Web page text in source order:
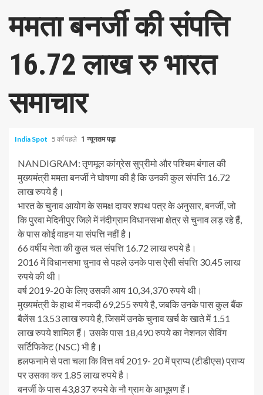
ममता बनर्जी की संपत्ति
16.72 लाख रु भारत
समाचार
India Spot 5 वर्ष पहले 1 न्यूनतम पढ़ा
NANDIGRAM: तृणमूल कांग्रेस सुप्रीमो और पश्चिम बंगाल की
मुख्यमंत्री ममता बनर्जी ने घोषणा की है कि उनकी कुल संपत्ति 16.72
लाख रुपये है।
भारत के चुनाव आयोग के समक्ष दायर शपथ पत्र के अनुसार, बनर्जी, जो
कि पुरवा मेदिनीपुर जिले में नंदीग्राम विधानसभा क्षेत्र से चुनाव लड़ रहे हैं,
के पास कोई वाहन या संपत्ति नहीं है।
66 वर्षीय नेता की कुल चल संपत्ति 16.72 लाख रुपये है।
2016 में विधानसभा चुनाव से पहले उनके पास ऐसी संपत्ति 30.45 लाख
रुपये की थी।
वर्ष 2019-20 के लिए उसकी आय 10,34,370 रुपये थी।
मुख्यमंत्री के हाथ में नकदी 69,255 रुपये है, जबकि उनके पास कुल बैंक
बैलेंस 13.53 लाख रुपये है, जिसमें उनके चुनाव खर्च के खाते में 1.51
लाख रुपये शामिल हैं। उसके पास 18,490 रुपये का नेशनल सेविंग
सर्टिफिकेट (NSC) भी है।
हलफनामे से पता चला कि वित्त वर्ष 2019- 20 में प्राप्य (टीडीएस) प्राप्य
पर उसका कर 1.85 लाख रुपये है।
बनर्जी के पास 43,837 रुपये के नौ ग्राम के आभूषण हैं।